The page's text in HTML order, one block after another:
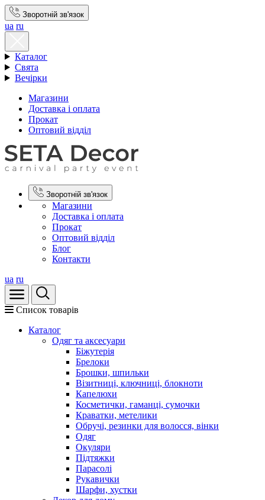
Зворотній зв'язок
ua ru
Каталог
Свята
Вечірки
Магазини
Доставка і оплата
Прокат
Оптовий відділ
Зворотній зв'язок
Магазини
Доставка і оплата
Прокат
Оптовий відділ
Блог
Контакти
ua ru
Список товарів
Каталог
Oдяг та аксесуари
Біжутерія
Брелоки
Брошки, шпильки
Візитниці, ключниці, блокноти
Капелюхи
Косметички, гаманці, сумочки
Краватки, метелики
Обручі, резинки для волосся, вінки
Одяг
Окуляри
Підтяжки
Парасолі
Рукавички
Шарфи, хустки